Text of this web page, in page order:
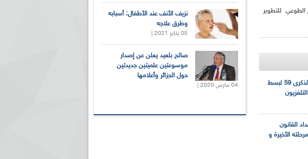
الطوعي للتطوير
الإذاعة الجزائرية تحي الذكرى 59 لبسط
القانون
الأخيرة و
نزيف الأنف عند الأطفال: أسبابه
وطرق علاجه
05 يناير 2021 |
صالح بلعيد يعلن عن إصدار
موسوعتين علميتين جديدتين
حول الجزائر وأعلامها
04 مارس 2020 |